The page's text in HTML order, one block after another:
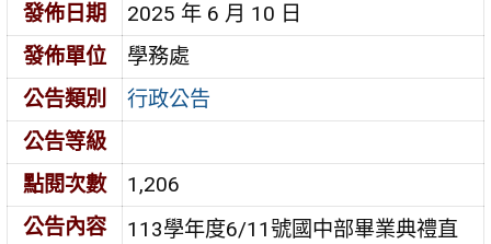
發佈日期
2025 年 6 月 10 日
發佈單位
學務處
公告類別
行政公告
公告等級
點閱次數
1,206
公告內容
113學年度6/11號國中部畢業典禮直